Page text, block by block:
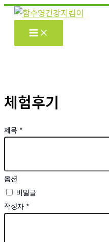
콘
뛰
기
체험후기
제목 *
옵션
비밀글
작성자 *